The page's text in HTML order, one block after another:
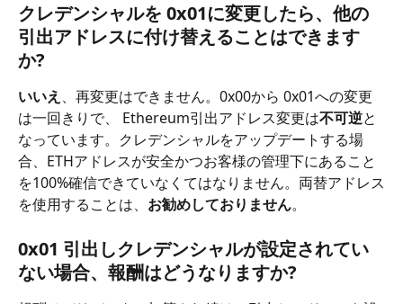
クレデンシャルを 0x01に変更したら、他の
引出アドレスに付け替えることはできます
か?
いいえ 、再変更はできません。0x00から 0x01への変更
は一回きりで、 Ethereum引出アドレス変更は不可逆と
なっています。クレデンシャルをアップデートする場
合、ETHアドレスが安全かつお客様の管理下にあること
を100%確信できていなくてはなりません。両替アドレス
を使用することは、 お勧めしておりません。
0x01 引出しクレデンシャルが設定されてい
ない場合、報酬はどうなりますか?